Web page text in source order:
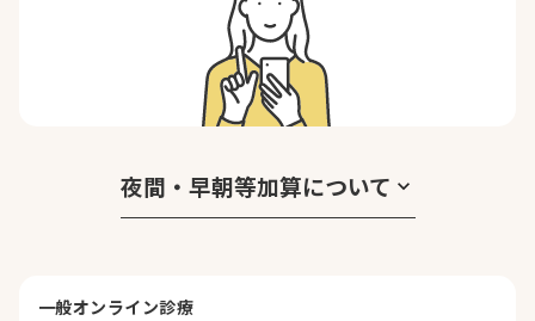
夜間・早朝等加算について keyboard_arrow_down
一般オンライン診療